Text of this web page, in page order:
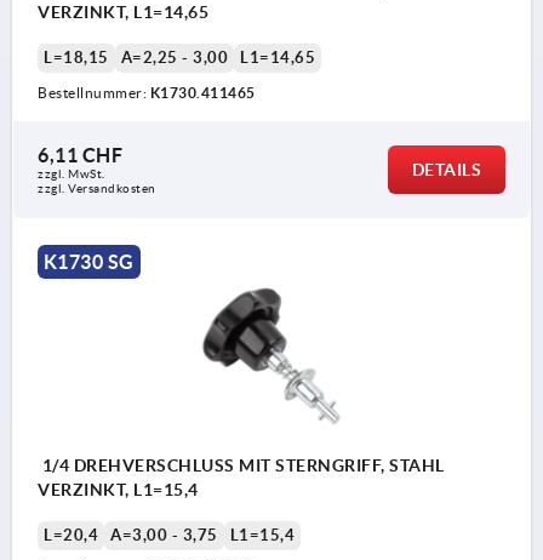
VERZINKT, L1=14,65
L=18,15 A=2,25 - 3,00 L1=14,65
Bestellnummer: K1730.411465
6,11 CHF
zzgl. MwSt.
zzgl. Versandkosten
DETAILS
K1730 SG
1/4 DREHVERSCHLUSS MIT STERNGRIFF, STAHL
VERZINKT, L1=15,4
L=20,4 A=3,00 - 3,75 L1=15,4